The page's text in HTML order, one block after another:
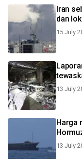
Iran
dan
15 July
13 July
Harga
13 July